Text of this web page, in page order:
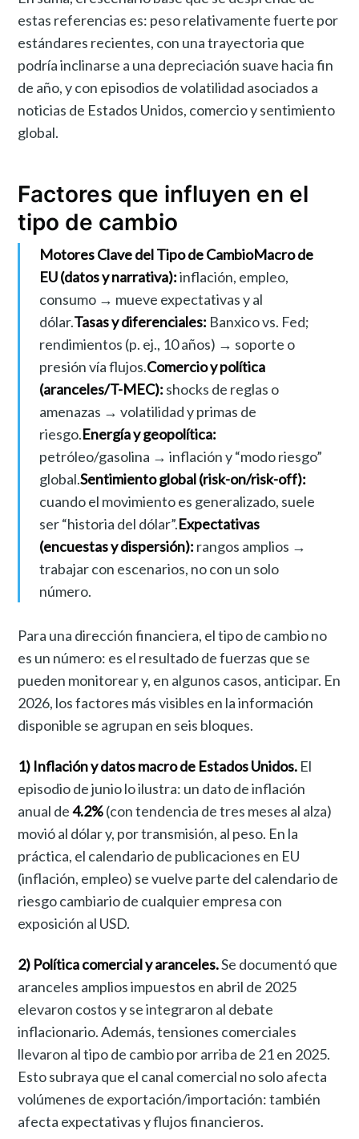
estas referencias es: peso relativamente fuerte por
estándares recientes, con una trayectoria que
podría inclinarse a una depreciación suave hacia fin
de año, y con episodios de volatilidad asociados a
noticias de Estados Unidos, comercio y sentimiento
global.
Factores que influyen en el
tipo de cambio
Motores Clave del Tipo de CambioMacro de
EU (datos y narrativa):inflación, empleo,
consumo → mueve expectativas y al
dólar.Tasas y diferenciales: Banxico vs. Fed;
rendimientos (p. ej., 10 años) → soporte o
presión vía flujos.Comercio y política
(aranceles/T-MEC): shocks de reglas o
amenazas → volatilidad y primas de
riesgo.Energía y geopolítica:
petróleo/gasolina → inflación y “modo riesgo”
global.Sentimiento global (risk-on/risk-off):
cuando el movimiento es generalizado, suele
ser “historia del dólar”.Expectativas
(encuestas y dispersión): rangos amplios →
trabajar con escenarios, no con un solo
número.
Para una dirección financiera, el tipo de cambio no
es un número: es el resultado de fuerzas que se
pueden monitorear y, en algunos casos, anticipar. En
2026, los factores más visibles en la información
disponible se agrupan en seis bloques.
1) Inflación y datos macro de Estados Unidos. El
episodio de junio lo ilustra: un dato de inflación
anual de4.2%(con tendencia de tres meses al alza)
movió al dólar y, por transmisión, al peso. En la
práctica, el calendario de publicaciones en EU
(inflación, empleo) se vuelve parte del calendario de
riesgo cambiario de cualquier empresa con
exposición al USD.
2) Política comercial y aranceles.Se documentó que
aranceles amplios impuestos en abril de 2025
elevaron costos y se integraron al debate
inflacionario. Además, tensiones comerciales
llevaron al tipo de cambio por arriba de 21 en 2025.
Esto subraya que el canal comercial no solo afecta
volúmenes de exportación/importación: también
afecta expectativas y flujos financieros.